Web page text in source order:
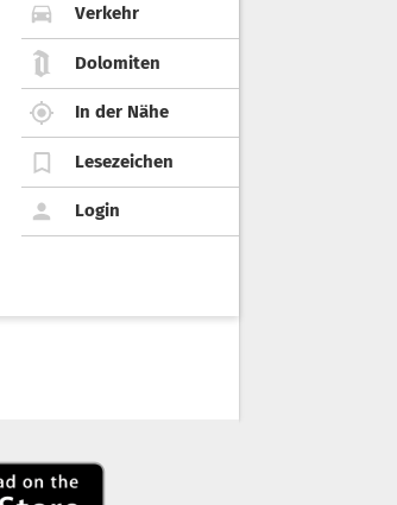
Verkehr
Dolomiten
In der Nähe
Lesezeichen
Login